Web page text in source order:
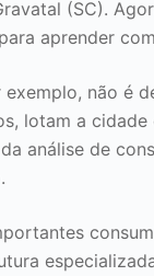
(SC).
aprender
exemplo, não é
lotam a
análise de